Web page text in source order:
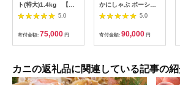
ト(特大)1.4kg 【お
祝い事や自分へのご褒
5.0
寄付金額: 75,000 円
かにしゃぶ ポーショ
ン 500g 6個 12-16人
前 カット済 ずわい蟹
ズワイガニ カニ 蟹 か
に 蟹足 生 生食 蟹し
ゃぶ 人気 お取り寄せ
屈町
5.0
寄付金額: 90,000 円
カニの返礼品に関連している記事の